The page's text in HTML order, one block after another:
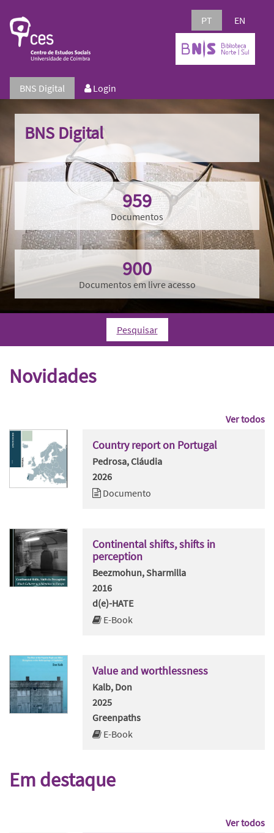
PT EN
BNS Digital Login
BNS Digital
959
Documentos
900
Documentos em livre acesso
Pesquisar
Novidades
Ver todos
Country report on Portugal
Pedrosa, Cláudia
2026
Documento
Continental shifts, shifts in
perception
Beezmohun, Sharmilla
2016
d(e)-HATE
E-Book
Value and worthlessness
Kalb, Don
2025
Greenpaths
E-Book
Em destaque
Ver todos